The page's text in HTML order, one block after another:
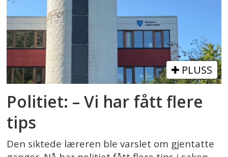
PLUSS
Politiet: – Vi har fått flere
tips
Den siktede læreren ble varslet om gjentatte